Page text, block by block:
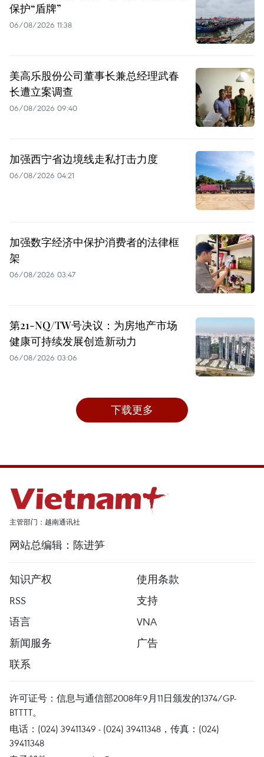
保护“盾牌”
06/08/2026 11:38
美高乐股份公司董事长兼总经理武春
长遭立案调查
06/08/2026 09:40
加强西宁省边境线走私打击力度
06/08/2026 04:21
加强数字经济中保护消费者的法律框
架
06/08/2026 03:47
第21-NQ/TW号决议：为房地产市场
健康可持续发展创造新动力
06/08/2026 03:06
下载更多
主管部门：越南通讯社
网站总编辑：陈进笋
知识产权
使用条款
RSS
支持
语言
VNA
新闻服务
广告
联系
许可证号：信息与通信部2008年9月11日颁发的1374/GP-
BTTTT。
电话：(024) 39411349 - (024) 39411348，传真：(024)
39411348